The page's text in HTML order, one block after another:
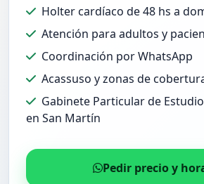
Holter cardíaco de 48 hs a
Atención para adultos y
Coordinación por WhatsApp
Acassuso y zonas de
Gabinete Particular de
en San Martín
Pedir precio y